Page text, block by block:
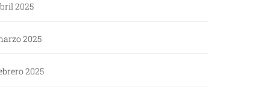
2025
2025
2025